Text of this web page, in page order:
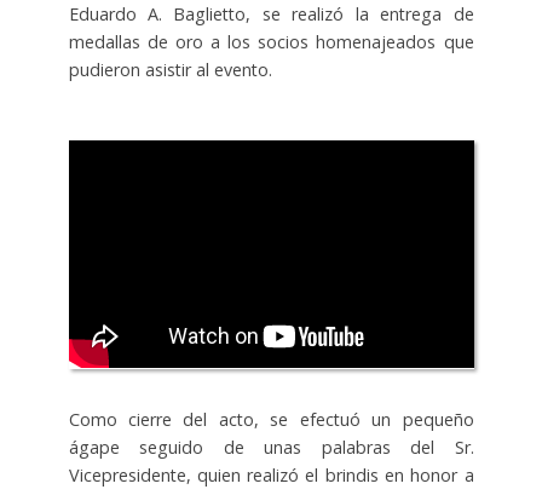
Eduardo A. Baglietto, se realizó la entrega de
medallas de oro a los socios homenajeados que
pudieron asistir al evento.
Como cierre del acto, se efectuó un pequeño
ágape seguido de unas palabras del Sr.
Vicepresidente, quien realizó el brindis en honor a